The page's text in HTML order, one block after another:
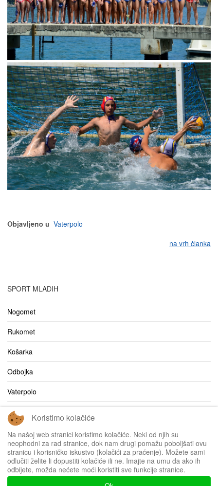
Objavljeno u Vaterpolo
na vrh članka
SPORT MLADIH
Nogomet
Rukomet
Košarka
Odbojka
Vaterpolo
Ostalo
Bilten
Koristimo kolačiće
Na našoj web stranici koristimo kolačiće. Neki od njih su
neophodni za rad stranice, dok nam drugi pomažu poboljšati ovu
stranicu i korisničko iskustvo (kolačići za praćenje). Možete sami
odlučiti želite li dopustiti kolačiće ili ne. Imajte na umu da ako ih
odbijete, možda nećete moći koristiti sve funkcije stranice.